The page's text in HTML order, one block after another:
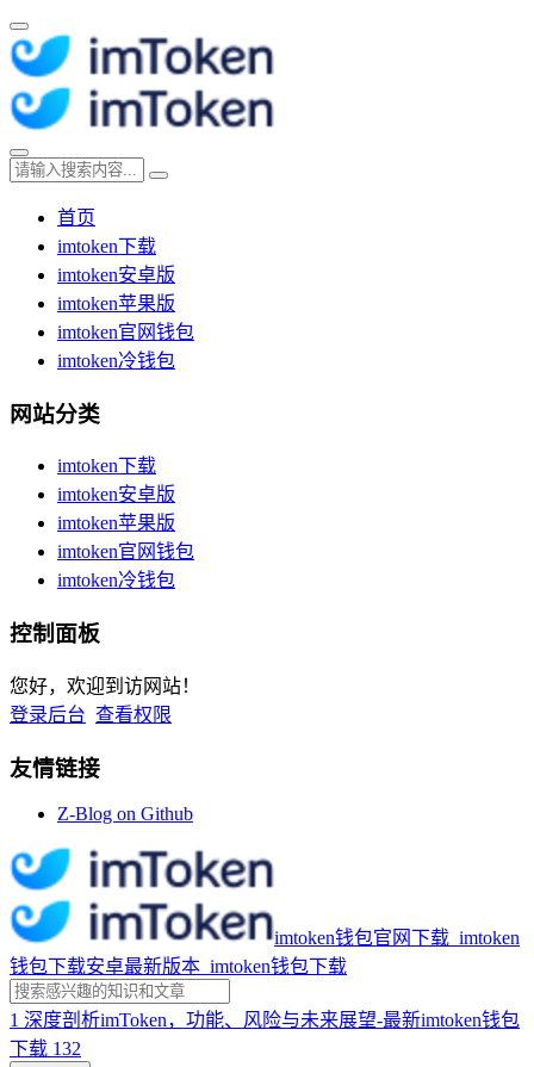
首页
imtoken下载
imtoken安卓版
imtoken苹果版
imtoken官网钱包
imtoken冷钱包
网站分类
imtoken下载
imtoken安卓版
imtoken苹果版
imtoken官网钱包
imtoken冷钱包
控制面板
您好，欢迎到访网站！
登录后台 查看权限
友情链接
Z-Blog on Github
imtoken钱包官网下载_imtoken
钱包下载安卓最新版本_imtoken钱包下载
1 深度剖析imToken，功能、风险与未来展望-最新imtoken钱包
下载 132